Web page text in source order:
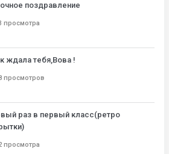
поздравление
просмотра
ждала тебя,Вова !
просмотров
раз в первый класс(ретро
просмотра